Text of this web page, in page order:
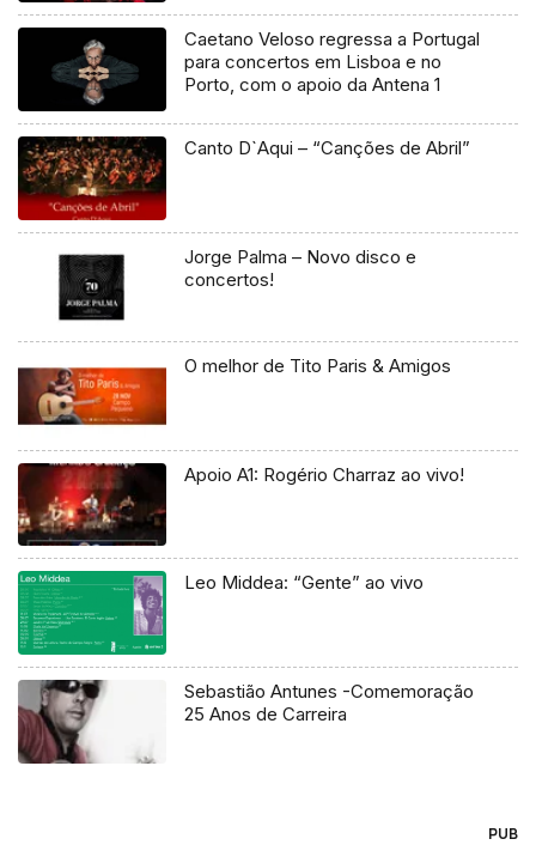
Caetano Veloso regressa a Portugal
para concertos em Lisboa e no
Porto, com o apoio da Antena 1
Canto D`Aqui – “Canções de Abril”
Jorge Palma – Novo disco e
concertos!
O melhor de Tito Paris & Amigos
Apoio A1: Rogério Charraz ao vivo!
Leo Middea: “Gente” ao vivo
Sebastião Antunes -Comemoração
25 Anos de Carreira
PUB